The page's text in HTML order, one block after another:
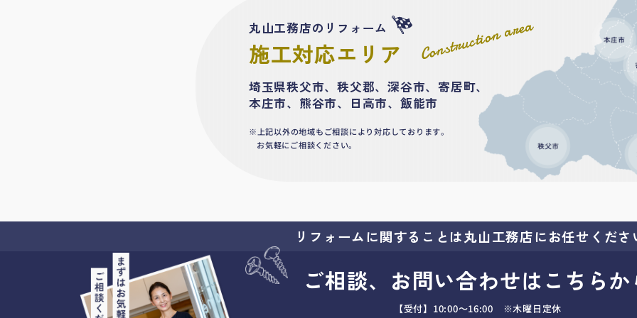
Construction area
丸山工務店のリフォーム
施工対応エリア
埼玉県秩父市、秩父郡、深谷市、寄居町、
本庄市、熊谷市、日高市、飯能市
上記以外の地域もご相談により対応しております。
お気軽にご相談ください。
リフォームに関することは丸山工務店にお任せくださ
ご相談、お問い合わせはこちら
【受付】10:00～16:00 ※木曜日定休